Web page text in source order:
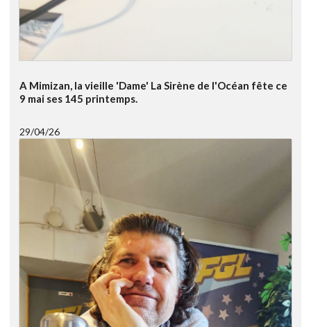
A Mimizan, la vieille 'Dame' La Sirène de l'Océan fête ce
9 mai ses 145 printemps.
29/04/26